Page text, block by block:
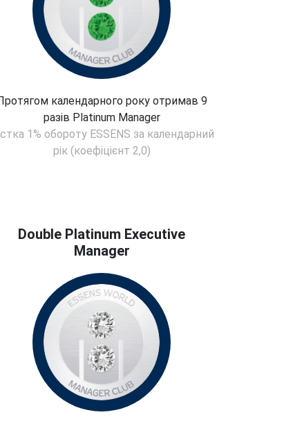
календарного року отримав 9
разів Platinum Manager
1% обороту ESSENS за календарний
рік (коефіцієнт 2,0)
Double Platinum Executive
Manager